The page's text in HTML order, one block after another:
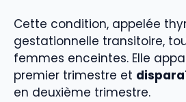
Cette condition, appelée
gestationnelle transitoire,
femmes enceintes. Elle
premier trimestre et
en deuxième trimestre.